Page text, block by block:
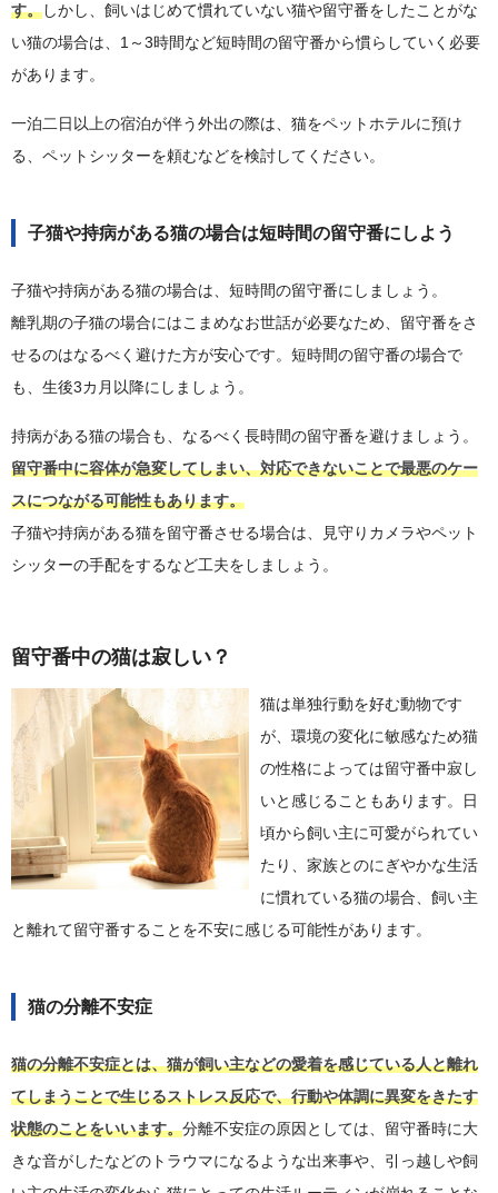
す。しかし、飼いはじめて慣れていない猫や留守番をしたことがな
い猫の場合は、1～3時間など短時間の留守番から慣らしていく必要
があります。
一泊二日以上の宿泊が伴う外出の際は、猫をペットホテルに預け
る、ペットシッターを頼むなどを検討してください。
子猫や持病がある猫の場合は短時間の留守番にしよう
子猫や持病がある猫の場合は、短時間の留守番にしましょう。
離乳期の子猫の場合にはこまめなお世話が必要なため、留守番をさ
せるのはなるべく避けた方が安心です。短時間の留守番の場合で
も、生後3カ月以降にしましょう。
持病がある猫の場合も、なるべく長時間の留守番を避けましょう。
留守番中に容体が急変してしまい、対応できないことで最悪のケー
スにつながる可能性もあります。
子猫や持病がある猫を留守番させる場合は、見守りカメラやペット
シッターの手配をするなど工夫をしましょう。
留守番中の猫は寂しい？
猫は単独行動を好む動物です
が、環境の変化に敏感なため猫
の性格によっては留守番中寂し
いと感じることもあります。日
頃から飼い主に可愛がられてい
たり、家族とのにぎやかな生活
に慣れている猫の場合、飼い主
と離れて留守番することを不安に感じる可能性があります。
猫の分離不安症
猫の分離不安症とは、猫が飼い主などの愛着を感じている人と離れ
てしまうことで生じるストレス反応で、行動や体調に異変をきたす
状態のことをいいます。分離不安症の原因としては、留守番時に大
きな音がしたなどのトラウマになるような出来事や、引っ越しや飼